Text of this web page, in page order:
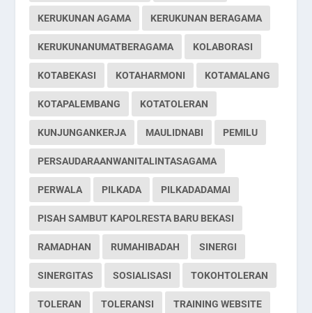
KERUKUNAN AGAMA KERUKUNAN BERAGAMA
KERUKUNANUMATBERAGAMA KOLABORASI
KOTABEKASI KOTAHARMONI KOTAMALANG
KOTAPALEMBANG KOTATOLERAN
KUNJUNGANKERJA MAULIDNABI PEMILU
PERSAUDARAANWANITALINTASAGAMA
PERWALA PILKADA PILKADADAMAI
PISAH SAMBUT KAPOLRESTA BARU BEKASI
RAMADHAN RUMAHIBADAH SINERGI
SINERGITAS SOSIALISASI TOKOHTOLERAN
TOLERAN TOLERANSI TRAINING WEBSITE